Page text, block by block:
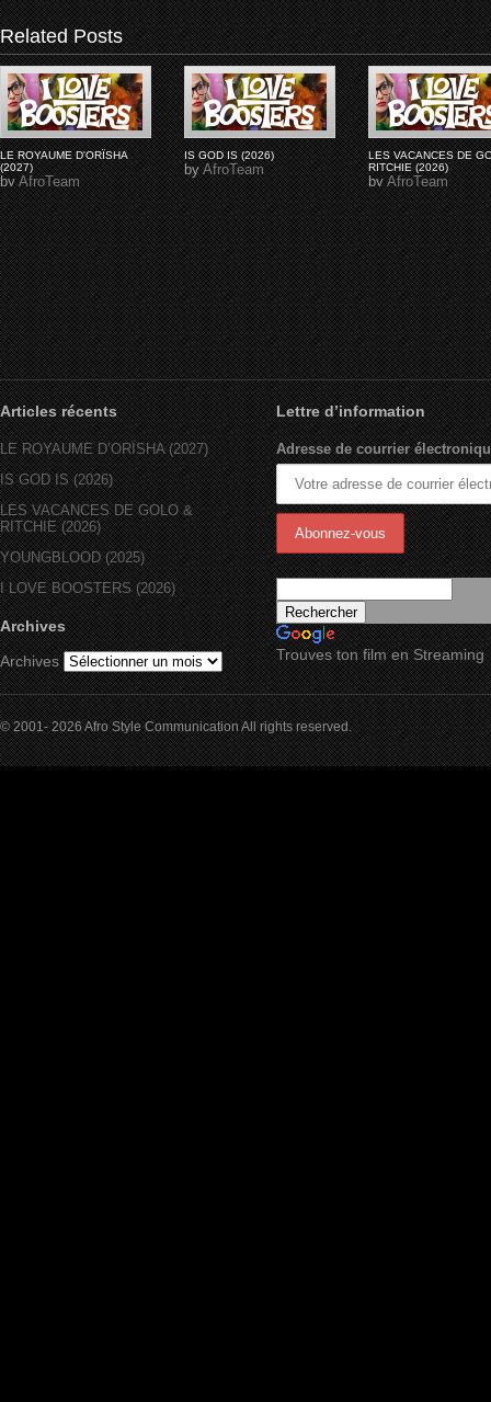
Related Posts
LE ROYAUME D'ORÏSHA
(2027)
byAfroTeam
IS GOD IS (2026)
byAfroTeam
LES VACANCES DE
RITCHIE (2026)
byAfroTeam
Articles récents
LE ROYAUME D’ORÏSHA (2027)
IS GOD IS (2026)
LES VACANCES DE GOLO &
RITCHIE (2026)
YOUNGBLOOD (2025)
I LOVE BOOSTERS (2026)
Archives
Archives
Lettre d’information
Adresse de courrier
Trouves ton film en Streaming
© 2001- 2026 Afro Style Communication All rights reserved.